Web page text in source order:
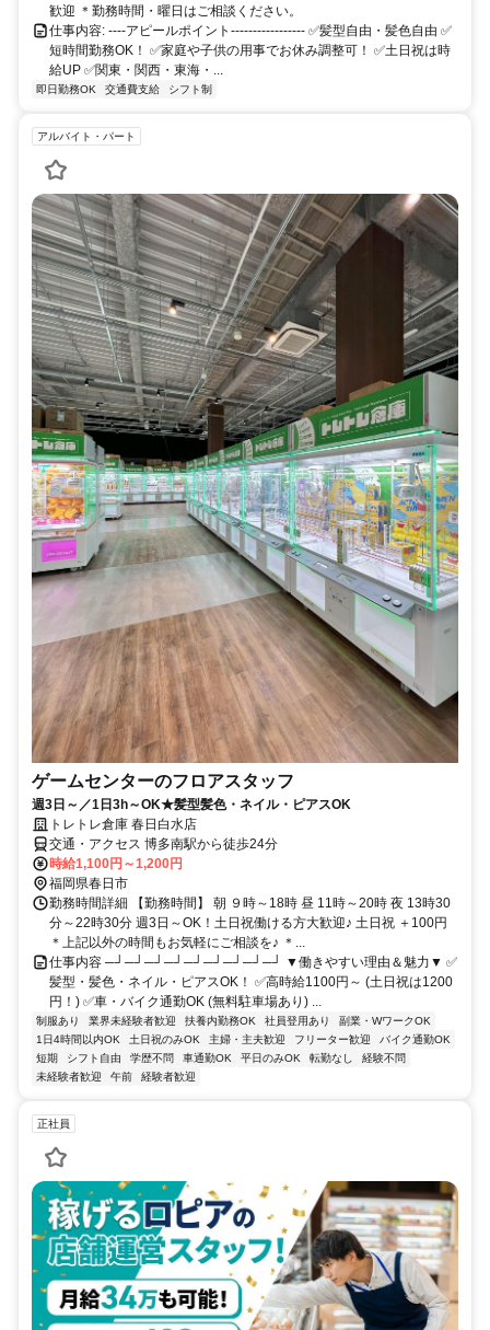
歓迎 ＊勤務時間・曜日はご相談ください。
仕事内容: ----アピールポイント----------------- ✅髪型自由・髪色自由 ✅️
短時間勤務OK！ ✅️家庭や子供の用事でお休み調整可！ ✅️土日祝は時
給UP ✅️関東・関西・東海・...
即日勤務OK 交通費支給 シフト制
アルバイト・パート
ゲームセンターのフロアスタッフ
週3日～／1日3h～OK★髪型髪色・ネイル・ピアスOK
トレトレ倉庫 春日白水店
交通・アクセス 博多南駅から徒歩24分
時給1,100円～1,200円
福岡県春日市
勤務時間詳細 【勤務時間】 朝 ９時～18時 昼 11時～20時 夜 13時30
分～22時30分 週3日～OK！土日祝働ける方大歓迎♪ 土日祝 ＋100円
＊上記以外の時間もお気軽にご相談を♪ ＊...
仕事内容 ─┘─┘─┘─┘─┘─┘─┘─┘─┘ ▼働きやすい理由＆魅力▼ ✅
髪型・髪色・ネイル・ピアスOK！ ✅高時給1100円～ (土日祝は1200
円！) ✅車・バイク通勤OK (無料駐車場あり) ...
制服あり 業界未経験者歓迎 扶養内勤務OK 社員登用あり
副業・WワークOK
1日4時間以内OK
土日祝のみOK 主婦・主夫歓迎 フリーター歓迎
バイク通勤OK
短期
シフト自由 学歴不問 車通勤OK 平日のみOK 転勤なし
経験不問
未経験者歓迎
午前 経験者歓迎
正社員